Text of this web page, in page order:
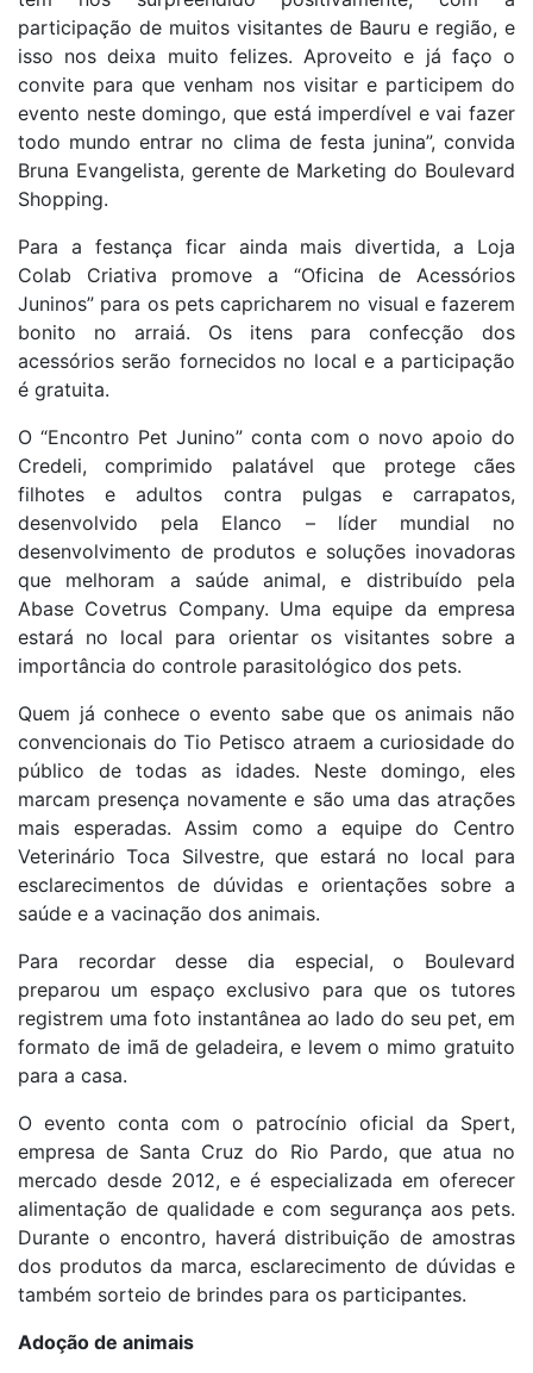
participação de muitos visitantes de Bauru e região, e
isso nos deixa muito felizes. Aproveito e já faço o
convite para que venham nos visitar e participem do
evento neste domingo, que está imperdível e vai fazer
todo mundo entrar no clima de festa junina”, convida
Bruna Evangelista, gerente de Marketing do Boulevard
Shopping.
Para a festança ficar ainda mais divertida, a Loja
Colab Criativa promove a “Oficina de Acessórios
Juninos” para os pets capricharem no visual e fazerem
bonito no arraiá. Os itens para confecção dos
acessórios serão fornecidos no local e a participação
é gratuita.
O “Encontro Pet Junino” conta com o novo apoio do
Credeli, comprimido palatável que protege cães
filhotes e adultos contra pulgas e carrapatos,
desenvolvido pela Elanco – líder mundial no
desenvolvimento de produtos e soluções inovadoras
que melhoram a saúde animal, e distribuído pela
Abase Covetrus Company. Uma equipe da empresa
estará no local para orientar os visitantes sobre a
importância do controle parasitológico dos pets.
Quem já conhece o evento sabe que os animais não
convencionais do Tio Petisco atraem a curiosidade do
público de todas as idades. Neste domingo, eles
marcam presença novamente e são uma das atrações
mais esperadas. Assim como a equipe do Centro
Veterinário Toca Silvestre, que estará no local para
esclarecimentos de dúvidas e orientações sobre a
saúde e a vacinação dos animais.
Para recordar desse dia especial, o Boulevard
preparou um espaço exclusivo para que os tutores
registrem uma foto instantânea ao lado do seu pet, em
formato de imã de geladeira, e levem o mimo gratuito
para a casa.
O evento conta com o patrocínio oficial da Spert,
empresa de Santa Cruz do Rio Pardo, que atua no
mercado desde 2012, e é especializada em oferecer
alimentação de qualidade e com segurança aos pets.
Durante o encontro, haverá distribuição de amostras
dos produtos da marca, esclarecimento de dúvidas e
também sorteio de brindes para os participantes.
Adoção de animais